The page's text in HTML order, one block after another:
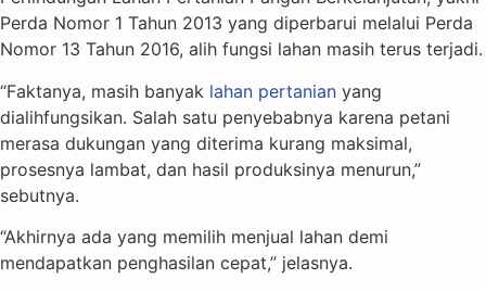
Perda Nomor 1 Tahun 2013 yang diperbarui melalui Perda
Nomor 13 Tahun 2016, alih fungsi lahan masih terus terjadi.
“Faktanya, masih banyak lahan pertanian yang
dialihfungsikan. Salah satu penyebabnya karena petani
merasa dukungan yang diterima kurang maksimal,
prosesnya lambat, dan hasil produksinya menurun,”
sebutnya.
“Akhirnya ada yang memilih menjual lahan demi
mendapatkan penghasilan cepat,” jelasnya.